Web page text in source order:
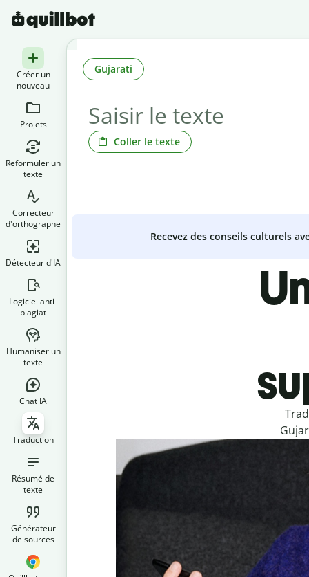
Créer un
nouveau
Projets
Reformuler un
texte
Correcteur
d'orthographe
Détecteur d'IA
Logiciel anti-
plagiat
Humaniser un
texte
Chat IA
Traduction
Résumé de
texte
Générateur
de sources
Coller le texte
Gujarati
Recevez des conseils culturels